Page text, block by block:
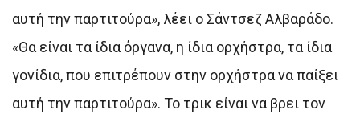
αυτή την παρτιτούρα», λέει ο Σάντσεζ Αλβαράδο.
«Θα είναι τα ίδια όργανα, η ίδια ορχήστρα, τα ίδια
γονίδια, που επιτρέπουν στην ορχήστρα να παίξει
αυτή την παρτιτούρα». Το τρικ είναι να βρει τον